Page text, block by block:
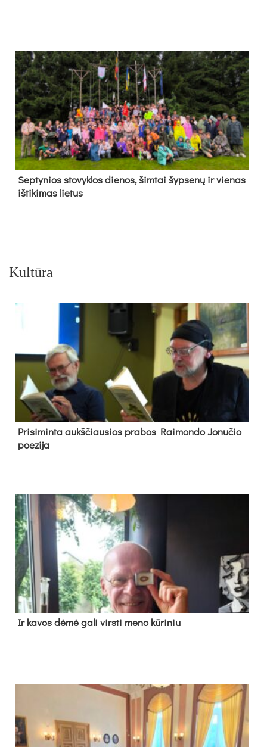
Sep­ty­nios sto­vyk­los die­nos, šim­tai šyp­se­nų ir vie­nas
iš­ti­ki­mas lie­tus
Kultūra
Pri­si­min­ta aukš­čiau­sios pra­bos Rai­mon­do Jo­nu­čio
poe­zi­ja
Ir ka­vos dė­mė ga­li virs­ti me­no kū­ri­niu